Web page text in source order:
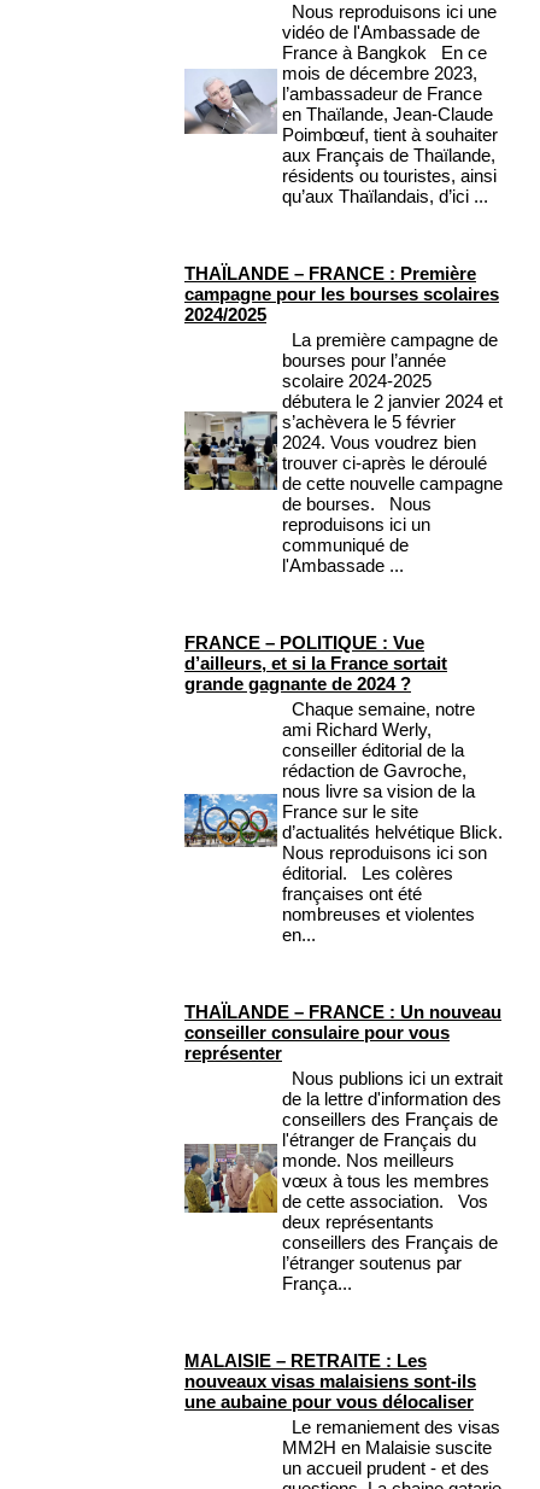
Nous reproduisons ici une
vidéo de l'Ambassade de
France à Bangkok En ce
mois de décembre 2023,
l’ambassadeur de France
en Thaïlande, Jean-Claude
Poimbœuf, tient à souhaiter
aux Français de Thaïlande,
résidents ou touristes, ainsi
qu’aux Thaïlandais, d’ici ...
THAÏLANDE – FRANCE : Première
campagne pour les bourses scolaires
2024/2025
La première campagne de
bourses pour l’année
scolaire 2024-2025
débutera le 2 janvier 2024 et
s’achèvera le 5 février
2024. Vous voudrez bien
trouver ci-après le déroulé
de cette nouvelle campagne
de bourses. Nous
reproduisons ici un
communiqué de
l'Ambassade ...
FRANCE – POLITIQUE : Vue
d’ailleurs, et si la France sortait
grande gagnante de 2024 ?
Chaque semaine, notre
ami Richard Werly,
conseiller éditorial de la
rédaction de Gavroche,
nous livre sa vision de la
France sur le site
d’actualités helvétique Blick.
Nous reproduisons ici son
éditorial. Les colères
françaises ont été
nombreuses et violentes
en...
THAÏLANDE – FRANCE : Un nouveau
conseiller consulaire pour vous
représenter
Nous publions ici un extrait
de la lettre d'information des
conseillers des Français de
l'étranger de Français du
monde. Nos meilleurs
vœux à tous les membres
de cette association. Vos
deux représentants
conseillers des Français de
l’étranger soutenus par
França...
MALAISIE – RETRAITE : Les
nouveaux visas malaisiens sont-ils
une aubaine pour vous délocaliser
Le remaniement des visas
MM2H en Malaisie suscite
un accueil prudent - et des